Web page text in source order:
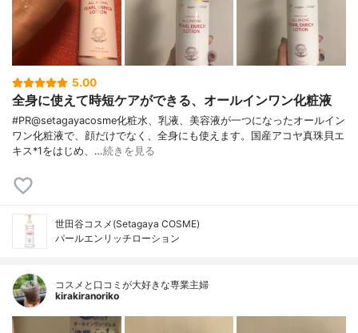
5.00
全身に使えて時短ケアができる、オールインワン化粧液
#PR@setagayacosme化粧水、乳液、美容液が一つになったオールイン
ワン化粧液で、顔だけでなく、全身にも使えます。国産アコヤ真珠貝エ
キス*1をはじめ、…続きを見る
世田谷コスメ(Setagaya COSME)
パールエンリッチローション
コスメと口コミが大好きな専業主婦
kirakiranoriko